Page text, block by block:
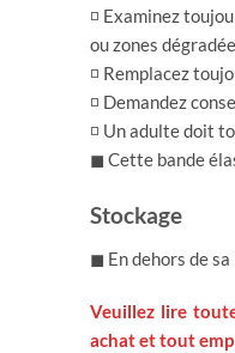
◽ Examinez
ou zones
◽ Remplacez
◽ Demandez
◽ Un adulte doit
◼ Cette bande
Stockage
◼ En dehors de
Veuillez lire
achat et tout